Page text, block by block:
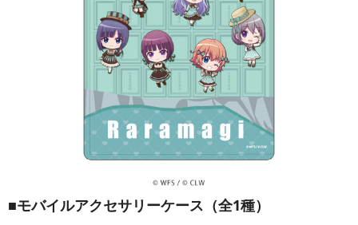
■モバイルアクセサリーケース（全1種）